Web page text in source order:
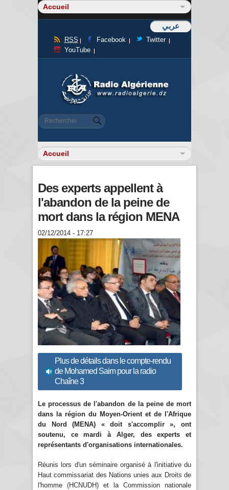
عربي
RSS Facebook
Twitter
YouTube
Formulaire de recherche
Rechercher
Des experts appellent à
l'abandon de la peine de
mort dans la région MENA
02/12/2014 - 17:27
Plus de détails dans le compte-rendu
de Mohamed Saim pour la radio
Chaîne 3
Le processus de l'abandon de la peine de mort
dans la région du Moyen-Orient et de l'Afrique
du Nord (MENA) « doit s'accomplir », ont
soutenu, ce mardi à Alger, des experts et
représentants d'organisations internationales.
Réunis lors d'un séminaire organisé à l'initiative du
Haut commissariat des Nations unies aux Droits de
l'homme (HCNUDH) et la Commission nationale